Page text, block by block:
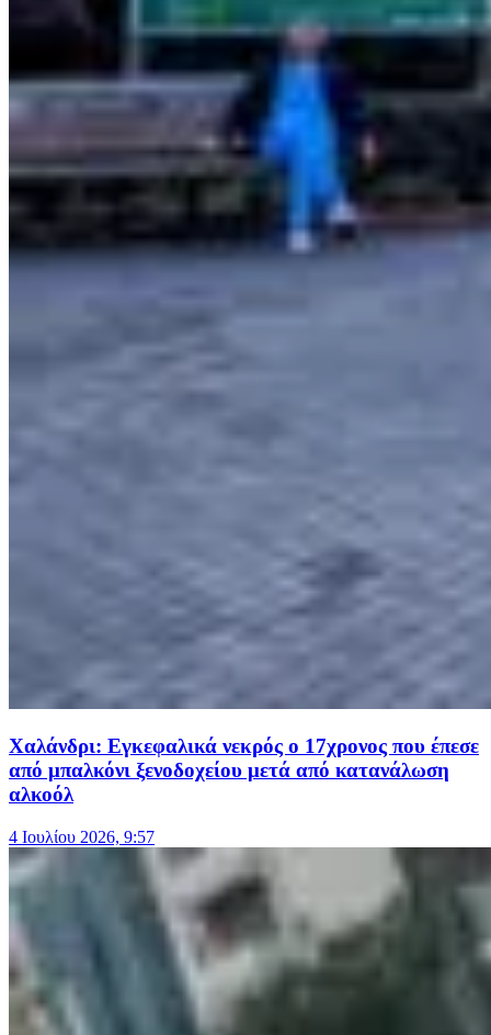
Χαλάνδρι: Εγκεφαλικά νεκρός ο 17χρονος που έπεσε
από μπαλκόνι ξενοδοχείου μετά από κατανάλωση
αλκοόλ
4 Ιουλίου 2026, 9:57